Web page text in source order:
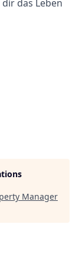
das Leben
Manager